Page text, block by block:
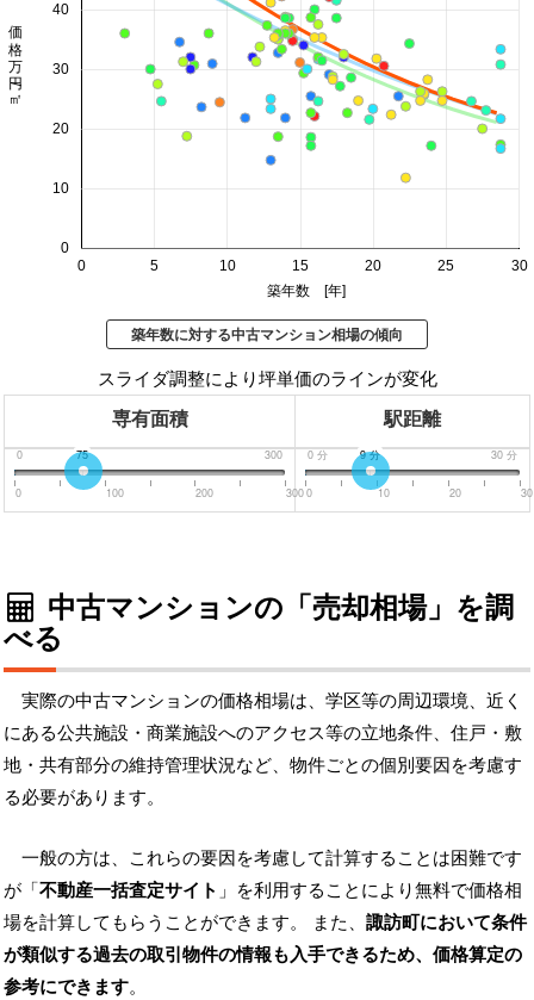
0 5 10 15 20 25 30
0
10
20
30
40
築年数 [年]
価格 万円/㎡
築年数に対する中古マンション相場の傾向
スライダ調整により坪単価のラインが変化
専有面積 駅距離
0 300
75
0 100 200 300
0 分 30 分
9分
0 10 20 30
中古マンションの「売却相場」を調
べる
実際の中古マンションの価格相場は、学区等の周辺環境、近く
にある公共施設・商業施設へのアクセス等の立地条件、住戸・敷
地・共有部分の維持管理状況など、物件ごとの個別要因を考慮す
る必要があります。
一般の方は、これらの要因を考慮して計算することは困難です
が「不動産一括査定サイト 」を利用することにより無料で価格相
場を計算してもらうことができます。 また、 諏訪町において条件
が類似する過去の取引物件の情報も入手できるため、価格算定の
参考にできます。